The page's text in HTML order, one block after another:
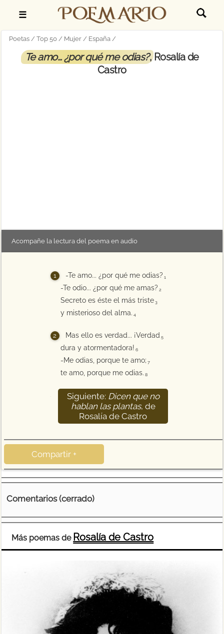
☰
Poetas Top 50 Mujer España
Te amo… ¿por qué me odias?, Rosalía de
Castro
Acompañe la lectura del poema en audio
-Te amo... ¿por qué me odias? 1
-Te odio... ¿por qué me amas? 2
Secreto es éste el más triste 3
y misterioso del alma. 4
Mas ello es verdad... ¡Verdad 5
dura y atormentadora! 6
-Me odias, porque te amo; 7
te amo, porque me odias. 8
Siguiente: Dicen que no
hablan las plantas, de
Rosalía de Castro
Compartir +
Comentarios (cerrado)
Más poemas de Rosalía de Castro